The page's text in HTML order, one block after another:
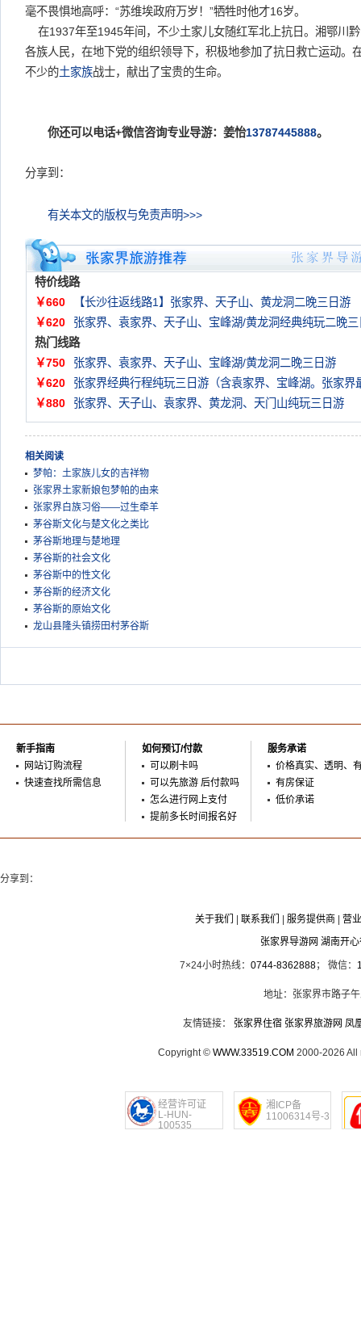
毫不畏惧地高呼：“苏维埃政府万岁！”牺牲时他才16岁。
在1937年至1945年间，不少土家儿女随红军北上抗日。湘鄂川
各族人民，在地下党的组织领导下，积极地参加了抗日救亡运动。
不少的土家族战士，献出了宝贵的生命。
你还可以电话+微信咨询专业导游：姜怡13787445888。
分享到：
有关本文的版权与免责声明>>>
特价线路
￥660
【长沙往返线路1】张家界、天子山、黄龙洞二晚三日游
￥620
张家界、袁家界、天子山、宝峰湖/黄龙洞经典纯玩二晚三
热门线路
￥750
张家界、袁家界、天子山、宝峰湖/黄龙洞二晚三日游
￥620
张家界经典行程纯玩三日游（含袁家界、宝峰湖。张家界
￥880
张家界、天子山、袁家界、黄龙洞、天门山纯玩三日游
相关阅读
梦帕：土家族儿女的吉祥物
张家界土家新娘包梦帕的由来
张家界白族习俗——过生牵羊
茅谷斯文化与楚文化之类比
茅谷斯地理与楚地理
茅谷斯的社会文化
茅谷斯中的性文化
茅谷斯的经济文化
茅谷斯的原始文化
龙山县隆头镇捞田村茅谷斯
新手指南
网站订购流程
快速查找所需信息
如何预订/付款
可以刷卡吗
可以先旅游 后付款吗
怎么进行网上支付
提前多长时间报名好
服务承诺
价格真实、透明、
有房保证
低价承诺
分享到：
关于我们 联系我们 服务提供商
营
张家界导游网 湖南开
7×24小时热线： 0744-8362888； 微信：
地址：张家界市路子
友情链接： 张家界住宿 张家界旅游网 凤
Copyright © WWW.33519.COM 2000-2026 All
经营许可证
L-HUN-
100535
湘ICP备
11006314号-3